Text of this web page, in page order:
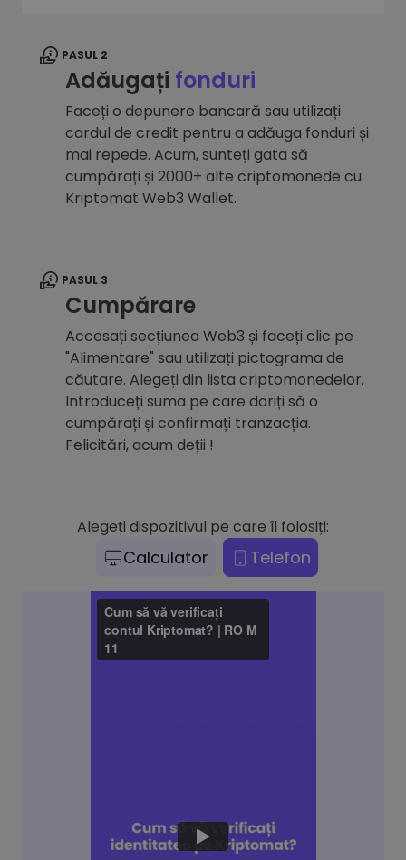
PASUL 2
Adăugați fonduri
Faceți o depunere bancară sau utilizați
cardul de credit pentru a adăuga fonduri și
mai repede. Acum, sunteți gata să
cumpărați și 2000+ alte criptomonede cu
Kriptomat Web3 Wallet.
PASUL 3
Cumpărare
Accesați secțiunea Web3 și faceți clic pe
"Alimentare" sau utilizați pictograma de
căutare. Alegeți din lista criptomonedelor.
Introduceți suma pe care doriți să o
cumpărați și confirmați tranzacția.
Felicitări, acum deții !
Alegeți dispozitivul pe care îl folosiți:
Calculator Telefon